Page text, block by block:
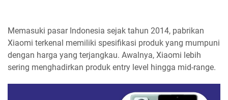
Memasuki pasar Indonesia sejak tahun 2014, pabrikan
Xiaomi terkenal memiliki spesifikasi produk yang mumpuni
dengan harga yang terjangkau. Awalnya, Xiaomi lebih
sering menghadirkan produk entry level hingga mid-range.